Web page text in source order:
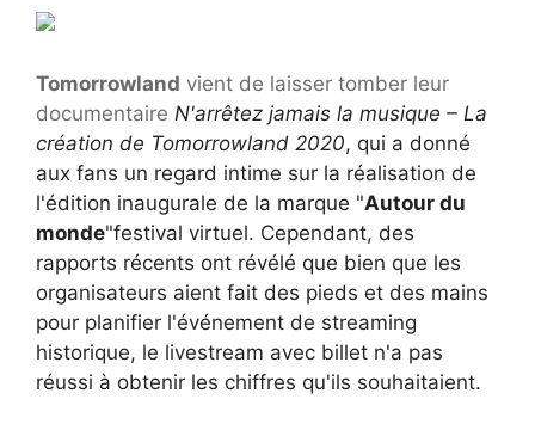
Tomorrowland vient de laisser tomber leur
documentaire N'arrêtez jamais la musique – La
création de Tomorrowland 2020, qui a donné
aux fans un regard intime sur la réalisation de
l'édition inaugurale de la marque "Autour du
monde"festival virtuel. Cependant, des
rapports récents ont révélé que bien que les
organisateurs aient fait des pieds et des mains
pour planifier l'événement de streaming
historique, le livestream avec billet n'a pas
réussi à obtenir les chiffres qu'ils souhaitaient.